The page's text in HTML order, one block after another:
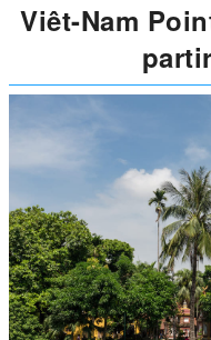
Viêt-Nam